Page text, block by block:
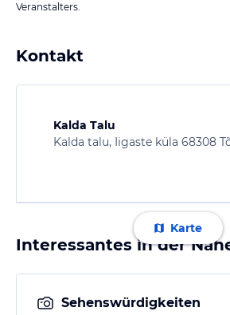
Veranstalters.
Kontakt
Kalda Talu
Kalda talu, Iigaste küla 68308
Karte
Interessantes in der
Sehenswürdigkeiten